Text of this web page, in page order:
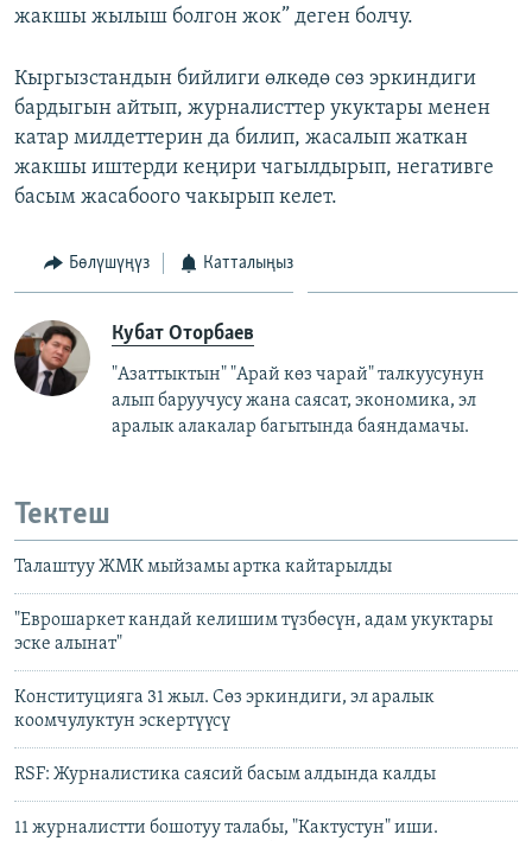
жакшы жылыш болгон жок” деген болчу.
Кыргызстандын бийлиги өлкөдө сөз эркиндиги
бардыгын айтып, журналисттер укуктары менен
катар милдеттерин да билип, жасалып жаткан
жакшы иштерди кеңири чагылдырып, негативге
басым жасабоого чакырып келет.
Бөлүшүңүз Катталыңыз
Кубат Оторбаев
"Азаттыктын" "Арай көз чарай" талкуусунун
алып баруучусу жана саясат, экономика, эл
аралык алакалар багытында баяндамачы.
Тектеш
Талаштуу ЖМК мыйзамы артка кайтарылды
"Еврошаркет кандай келишим түзбөсүн, адам укуктары
эске алынат"
Конституцияга 31 жыл. Сөз эркиндиги, эл аралык
коомчулуктун эскертүүсү
RSF: Журналистика саясий басым алдында калды
11 журналистти бошотуу талабы, "Кактустун" иши.